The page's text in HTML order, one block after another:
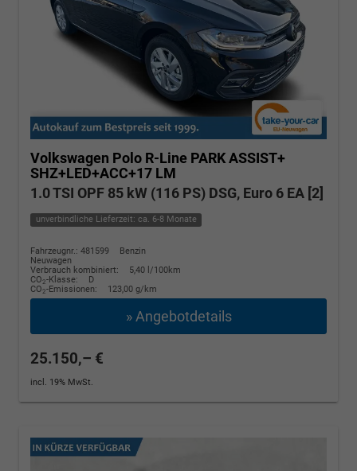
Volkswagen Polo R-Line PARK ASSIST+
SHZ+LED+ACC+17 LM
1.0 TSI OPF 85 kW (116 PS) DSG, Euro 6 EA [2]
unverbindliche Lieferzeit: ca. 6-8 Monate
Fahrzeugnr.: 481599
Benzin
Neuwagen
Verbrauch kombiniert:
5,40 l/100km
CO2-Klasse:
D
CO2-Emissionen: 123,00 g/km
» Angebotdetails
25.150,– €
incl. 19% MwSt.